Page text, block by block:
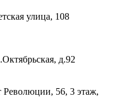
улица, 108
д.92
Революции, 56, 3 этаж,